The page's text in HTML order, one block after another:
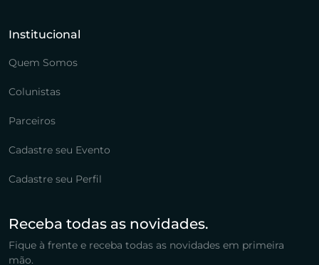
Institucional
Quem Somos
Colunistas
Parceiros
Cadastre seu Evento
Cadastre seu Perfil
Receba todas as novidades.
Fique à frente e receba todas as novidades em primeira
mão.